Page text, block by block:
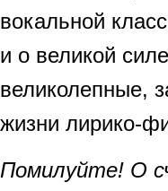
вокальной
и о великой
великолепные,
жизни лирико-
Помилуйте! О